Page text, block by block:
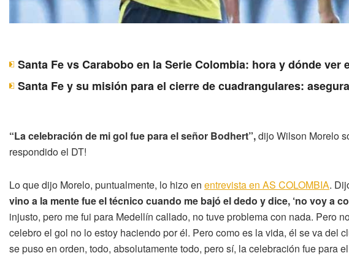
Santa Fe vs Carabobo en la Serie Colombia: hora y dónde ver
Santa Fe y su misión para el cierre de cuadrangulares:
“La celebración de mi gol fue para el señor Bodhert”,dijo Wilson Morelo
respondido el DT!
Lo que dijo Morelo, puntualmente, lo hizo en entrevista en AS COLOMBIA.
vino a la mente fue el técnico cuando me bajó el dedo y dice, ‘no voy a
injusto, pero me fui para Medellín callado, no tuve problema con nada. Pero
celebro el gol no lo estoy haciendo por él. Pero como es la vida, él se va del
se puso en orden, todo, absolutamente todo, pero sí, la celebración fue para